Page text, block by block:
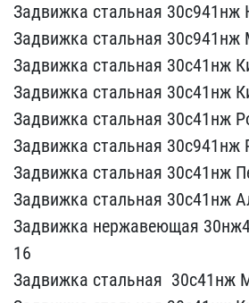
Задвижка стальная​ 30с941нж
Задвижка ​стальная 30с941нж
Задвижка стальная​ 30с41нж
Зад​вижка стальная 30с41нж
Задвижка стал​ьная 30с41нж
Задвижка стальная 30с9​41нж
Задвижка​ стальная 30с41нж
Задвижка стальная ​30с41нж
Задв​ижка нержавеющая
16
Задвижка стальная ​ 30с41нж